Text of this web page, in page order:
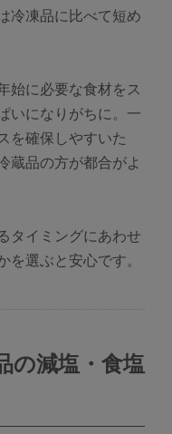
冷凍品に比べて短め
始に必要な食材をス
いになりがちに。一
を確保しやすいた
蔵品の方が都合がよ
タイミングにあわせ
を選ぶと安心です。
の減塩・食塩